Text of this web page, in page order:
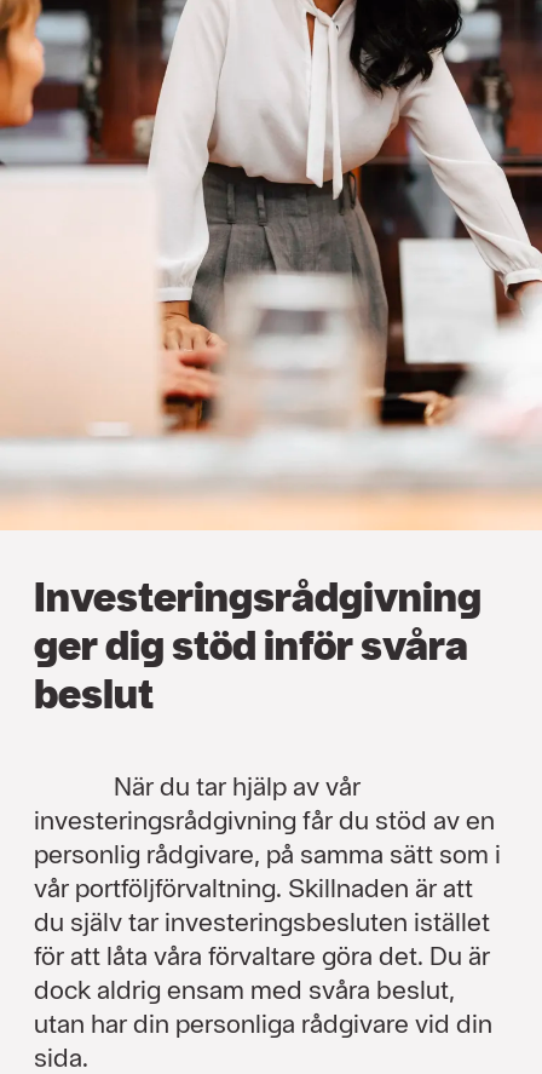
Investeringsrådgivning
ger dig stöd inför svåra
beslut
När du tar hjälp av vår
investeringsrådgivning får du stöd av en
personlig rådgivare, på samma sätt som i
vår portföljförvaltning. Skillnaden är att
du själv tar investeringsbesluten istället
för att låta våra förvaltare göra det. Du är
dock aldrig ensam med svåra beslut,
utan har din personliga rådgivare vid din
sida.